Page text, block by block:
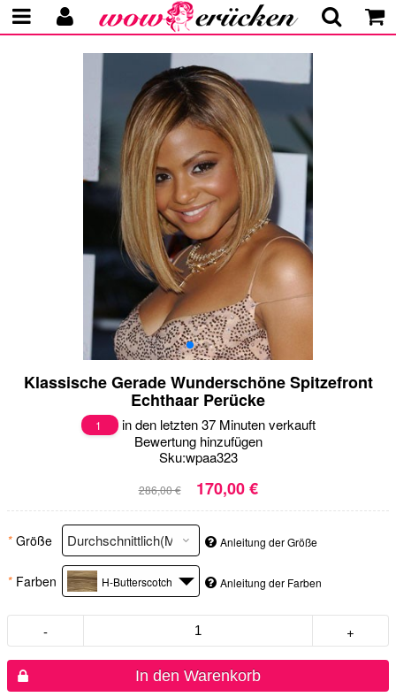
Klassische Gerade Wunderschöne Spitzefront
Echthaar Perücke
1
in den letzten 37 Minuten verkauft
Bewertung hinzufügen
Sku:wpaa323
286,00 € 170,00 €
* Größe Anleitung der Größe
* Farben H-Butterscotch Anleitung der Farben
- +
In den Warenkorb